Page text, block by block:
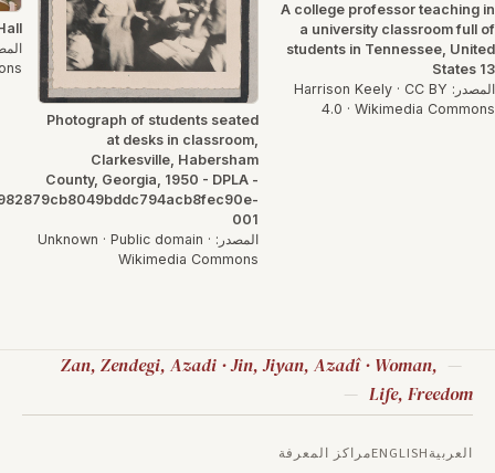
A college professor teaching in
a university classroom full of
students in Tennessee, United
States 13
المصدر: Harrison Keely · CC BY
4.0 · Wikimedia Commons
Photograph of students seated
at desks in classroom,
Clarkesville, Habersham
County, Georgia, 1950 - DPLA -
001
المصدر: Unknown · Public domain ·
Wikimedia Commons
Zan, Zendegi, Azadi · Jin, Jiyan, Azadî · Woman,
Life, Freedom
العربيةENGLISHمراكز المعرفة